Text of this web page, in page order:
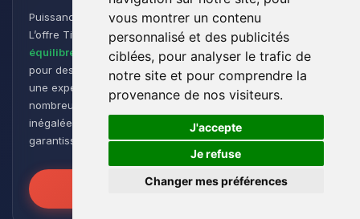
vous montrer un contenu
personnalisé et des publicités
ciblées, pour analyser le trafic de
notre site et pour comprendre la
provenance de nos visiteurs.
J'accepte
Je refuse
Changer mes préférences
Puissance et Endurance pour les Aventuriers de Minecraft :
L’offre Titan est conçue pour les joueurs cherchant un
équilibre parfait entre performance et flexibilité. Idéale
pour des
groupes de taille moyenne à grande
, elle offre
une expérience de jeu fluide et réactive, même avec de
nombreux plugins et modpacks. Profitez d’une stabilité
inégalée pour des sessions de jeu intenses et prolongées,
garantissant que vos mondes restent robustes et réactifs !
Libérez la Puissance
🍪